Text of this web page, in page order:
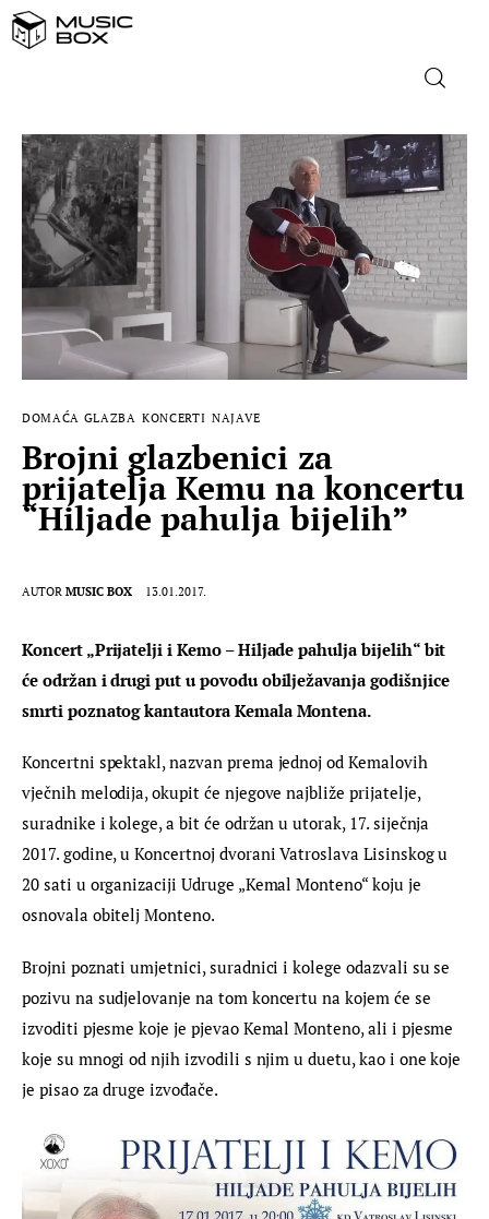
NASLOVNICA
DOMAĆA GLAZBA
STRANA GLAZBA
FILM
MUSIC BOX
DOMAĆA GLAZBA KONCERTI NAJAVE
Brojni glazbenici za
prijatelja Kemu na koncertu
“Hiljade pahulja bijelih”
AUTOR MUSIC BOX 13.01.2017.
Koncert „Prijatelji i Kemo – Hiljade pahulja bijelih“ bit
će održan i drugi put u povodu obilježavanja godišnjice
smrti poznatog kantautora Kemala Montena.
Koncertni spektakl, nazvan prema jednoj od Kemalovih
vječnih melodija, okupit će njegove najbliže prijatelje,
suradnike i kolege, a bit će održan u utorak, 17. siječnja
2017. godine, u Koncertnoj dvorani Vatroslava Lisinskog u
20 sati u organizaciji Udruge „Kemal Monteno“ koju je
osnovala obitelj Monteno.
Brojni poznati umjetnici, suradnici i kolege odazvali su se
pozivu na sudjelovanje na tom koncertu na kojem će se
izvoditi pjesme koje je pjevao Kemal Monteno, ali i pjesme
koje su mnogi od njih izvodili s njim u duetu, kao i one koje
je pisao za druge izvođače.